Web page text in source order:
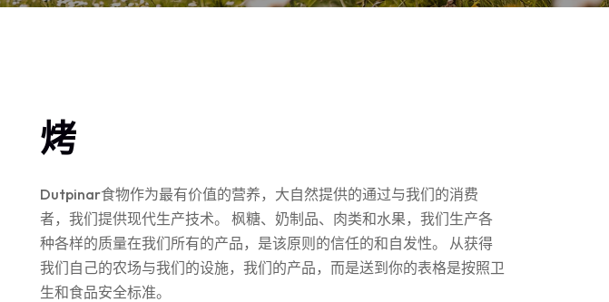
烤
Dutpinar食物作为最有价值的营养，大自然提供的通过与我们的消费
者，我们提供现代生产技术。 枫糖、奶制品、肉类和水果，我们生产各
种各样的质量在我们所有的产品，是该原则的信任的和自发性。 从获得
我们自己的农场与我们的设施，我们的产品，而是送到你的表格是按照卫
生和食品安全标准。